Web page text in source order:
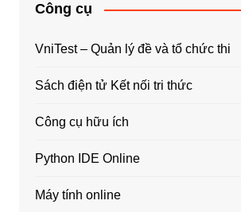
Công cụ
VniTest – Quản lý đề và tổ chức thi
Sách điện tử Kết nối tri thức
Công cụ hữu ích
Python IDE Online
Máy tính online